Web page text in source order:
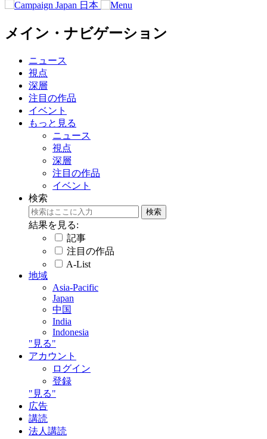
メイン・ナビゲーション
ニュース
視点
深層
注目の作品
イベント
もっと見る
ニュース
視点
深層
注目の作品
イベント
検索
結果を見る:
記事
注目の作品
A-List
地域
Asia-Pacific
Japan
中国
India
Indonesia
"見る"
アカウント
ログイン
登録
"見る"
広告
講読
法人講読